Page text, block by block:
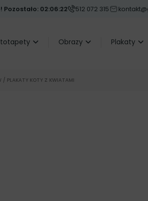
02:06:21 512 072 315
Obrazy Plakaty
/ PLAKATY KOTY Z KWIATAMI